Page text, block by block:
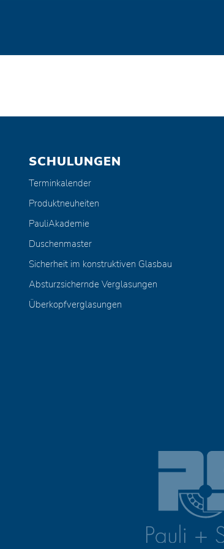
SCHULUNGEN
Terminkalender
Produktneuheiten
PauliAkademie
Duschenmaster
Sicherheit im konstruktiven Glasbau
Absturzsichernde Verglasungen
Überkopfverglasungen